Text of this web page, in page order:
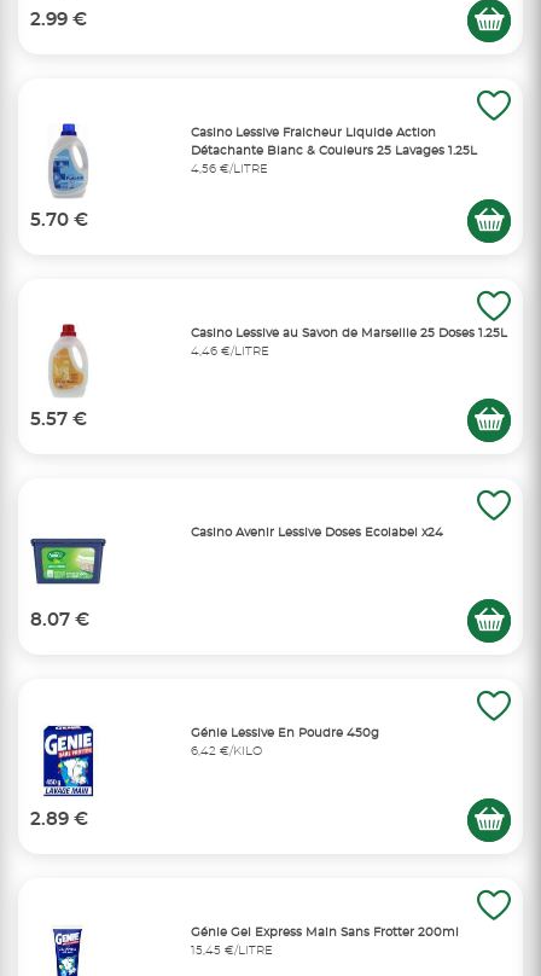
2.99 €
Casino Lessive Fraicheur Liquide Action
Détachante Blanc & Couleurs 25 Lavages 1.25L
4,56 €/LITRE
5.70 €
Casino Lessive au Savon de Marseille 25 Doses 1.25L
4,46 €/LITRE
5.57 €
Casino Avenir Lessive Doses Ecolabel x24
8.07 €
Génie Lessive En Poudre 450g
6,42 €/KILO
2.89 €
Génie Gel Express Main Sans Frotter 200ml
15,45 €/LITRE